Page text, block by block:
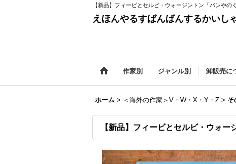
【新品】フィービとセルビ・ウォージントン「パンやの
えほんやるすばんばんするかいし
作家別 ジャンル別 卸販売に
ホーム > ＜海外の作家＞V・W・X・Y・Z > そ
【新品】フィービとセルビ・ウォー